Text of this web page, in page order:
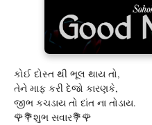
કોઈ દોસ્ત થી ભૂલ થાય તો,
તેને માફ કરી દેજો કારણકે,
જીભ કચડાય તો દાંત ના તોડાય.
🌹💐શુભ સવાર💐🌹